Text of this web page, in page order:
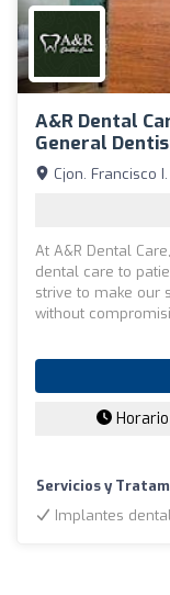
A&R Dental
General
Cjon. Francisco
At A&R Dental
dental care to
strive to make our
without
Horario
Servicios y
Implantes